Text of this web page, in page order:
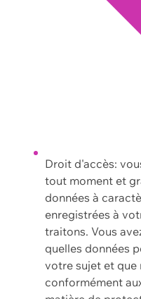
Droit d'accès:
tout moment et
données à
enregistrées à
traitons. Vous
quelles données
votre sujet et que
conformément